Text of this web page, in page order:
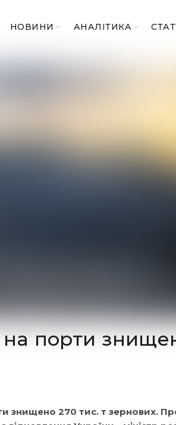
НОВИНИ АНАЛІТИКА
на порти
знищено 270 тис. т зернових.